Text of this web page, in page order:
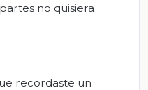
no quisiera
recordaste un